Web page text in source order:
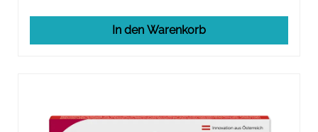
In den Warenkorb